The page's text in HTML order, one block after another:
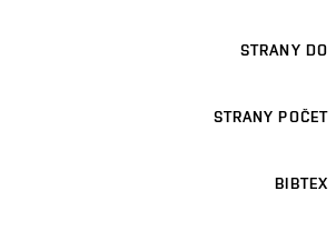
STRANY DO
STRANY POČET
BIBTEX